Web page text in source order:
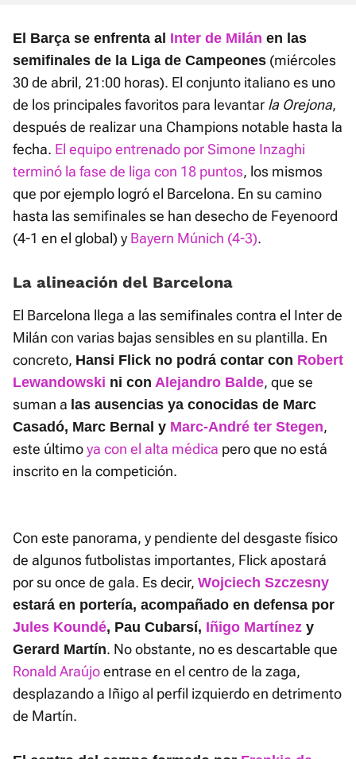
El Barça se enfrenta al Inter de Milán en las
semifinales de la Liga de Campeones (miércoles
30 de abril, 21:00 horas). El conjunto italiano es uno
de los principales favoritos para levantar la Orejona,
después de realizar una Champions notable hasta la
fecha. El equipo entrenado por Simone Inzaghi
terminó la fase de liga con 18 puntos, los mismos
que por ejemplo logró el Barcelona. En su camino
hasta las semifinales se han desecho de Feyenoord
(4-1 en el global) y Bayern Múnich (4-3).
La alineación del Barcelona
El Barcelona llega a las semifinales contra el Inter de
Milán con varias bajas sensibles en su plantilla. En
concreto, Hansi Flick no podrá contar con Robert
Lewandowski ni con Alejandro Balde, que se
suman a las ausencias ya conocidas de Marc
Casadó, Marc Bernal y Marc-André ter Stegen,
este últimoya con el alta médica pero que no está
inscrito en la competición.
Con este panorama, y pendiente del desgaste físico
de algunos futbolistas importantes, Flick apostará
por su once de gala. Es decir, Wojciech Szczesny
estará en portería, acompañado en defensa por
Jules Koundé, Pau Cubarsí, Iñigo Martínez y
Gerard Martín. No obstante, no es descartable que
Ronald Araújoentrase en el centro de la zaga,
desplazando a Iñigo al perfil izquierdo en detrimento
de Martín.